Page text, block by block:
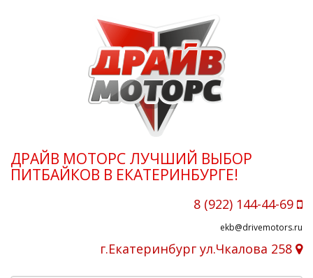
ДРАЙВ МОТОРС ЛУЧШИЙ ВЫБОР
ПИТБАЙКОВ В ЕКАТЕРИНБУРГЕ!
8 (922) 144-44-69
ekb@drivemotors.ru
г.Екатеринбург ул.Чкалова 258